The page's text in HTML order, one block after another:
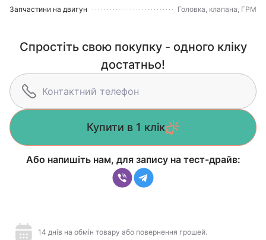
Запчастини на двигун Головка, клапана, ГРМ
Спростіть свою покупку - одного кліку
достатньо!
Купити в 1 клік
Або напишіть нам, для запису на тест-драйв:
14 днів на обмін товару або повернення грошей.